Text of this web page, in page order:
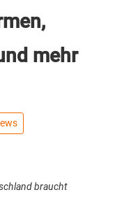
mehr
braucht